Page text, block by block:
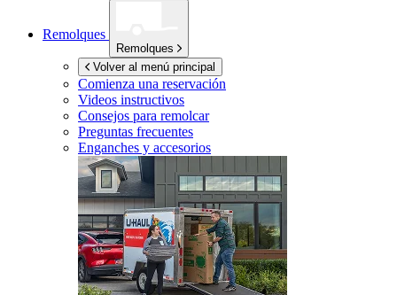
Remolques
Remolques
Volver al menú principal
Comienza una reservación
Videos instructivos
Consejos para remolcar
Preguntas frecuentes
Enganches y accesorios